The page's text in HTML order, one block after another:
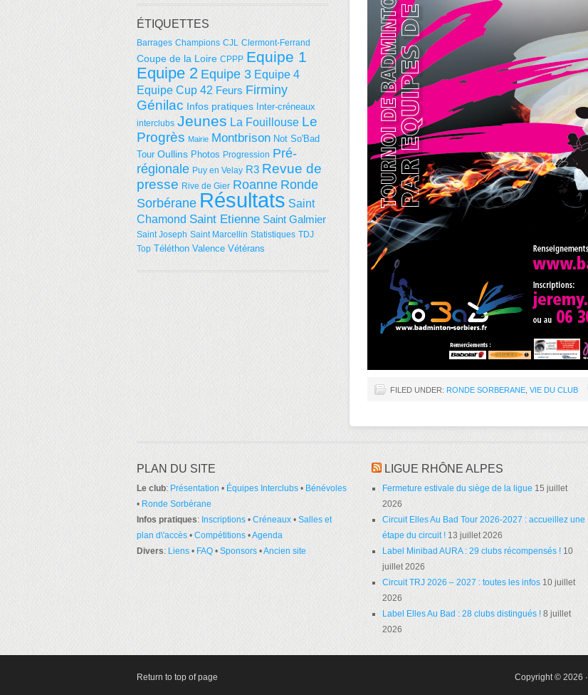
FILED UNDER: RONDE SORBERANE VIE DU CLUB
ÉTIQUETTES
Barrages Champions CJL Clermont-Ferrand
Coupe de la Loire CPPP Equipe 1
Equipe 2 Equipe 3 Equipe 4
Equipe Cup 42 Feurs Firminy
Génilac Infos pratiques Inter-créneaux
interclubs Jeunes La Fouillouse Le
Progrès Mairie Montbrison Not So'Bad
Tour Oullins Photos Progression Pré-
régionale Puy en Velay R3 Revue de
presse Rive de Gier Roanne Ronde
Sorbérane Résultats Saint
Chamond Saint Etienne Saint Galmier
Saint Joseph Saint Marcellin Statistiques TDJ
Top Téléthon Valence Vétérans
PLAN DU SITE
Le club: Présentation • Équipes Interclubs • Bénévoles
• Ronde Sorbérane
Infos pratiques: Inscriptions • Créneaux • Salles et
plan d\'accès • Compétitions •Agenda
Divers: Liens • FAQ • Sponsors •Ancien site
LIGUE RHÔNE ALPES
Fermeture estivale du siège de la ligue 15 juillet
2026
Circuit Elles Au Bad Tour 2026-2027 : accueillez une
étape du circuit ! 13 juillet 2026
Label Minibad AURA : 29 clubs récompensés ! 10
juillet 2026
Circuit TRJ 2026 – 2027 : toutes les infos 10 juillet
2026
Label Elles Au Bad : 28 clubs distingués ! 8 juillet
2026
Return to top of page Copyright © 2026 ·